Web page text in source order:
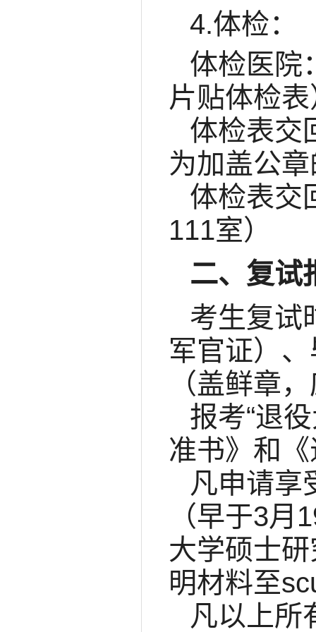
4.体检：
体检医院
片贴体检
体检表交
为加盖公
体检表交
111室）
二、复试
考生复试
军官证）
（盖鲜章
报考“退
准书》和
凡申请享
（早于3
大学硕士
明材料至
凡以上所